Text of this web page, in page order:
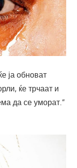
ја обноват
ќе трчаат и
да се уморат.“